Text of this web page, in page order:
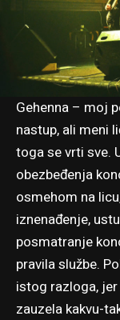
Gehenna – moj
nastup, ali meni
toga se vrti sve.
obezbeđenja
osmehom na
iznenađenje,
posmatranje
pravila službe.
istog razloga,
zauzela kakvu-